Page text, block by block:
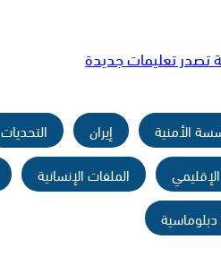
تصدر تعليمات جديدة
الأمنية إيران التحديات
الملفات الإنسانية